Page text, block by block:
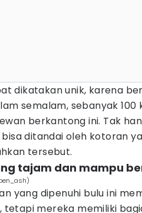
dikatakan unik, karena
semalam, sebanyak 100
berkantong ini. Tak
ditandai oleh kotoran
tersebut.
tajam dan mampu
yang dipenuhi bulu ini
tetapi mereka memiliki